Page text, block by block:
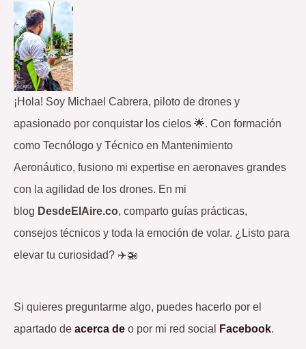
r
p
o
r
:¡Hola! Soy Michael Cabrera, piloto de drones y
apasionado por conquistar los cielos 🌟. Con formación
como Tecnólogo y Técnico en Mantenimiento
Aeronáutico, fusiono mi expertise en aeronaves grandes
con la agilidad de los drones. En mi
blog DesdeElAire.co, comparto guías prácticas,
consejos técnicos y toda la emoción de volar. ¿Listo para
elevar tu curiosidad? ✈️🚁
Si quieres preguntarme algo, puedes hacerlo por el
apartado de acerca de o por mi red social Facebook.